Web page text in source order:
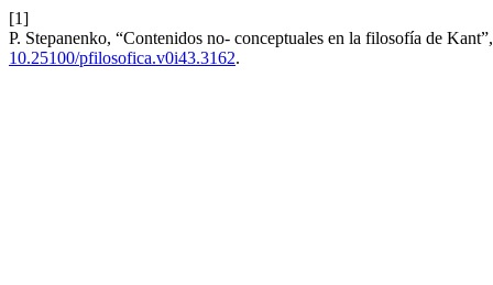
[1]
P. Stepanenko, “Contenidos no- conceptuales en la filosofía de
10.25100/pfilosofica.v0i43.3162.